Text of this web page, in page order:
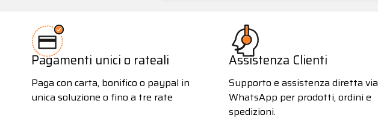
Pagamenti unici o rateali
Paga con carta, bonifico o paypal in
unica soluzione o fino a tre rate
Assistenza Clienti
Supporto e assistenza diretta via
WhatsApp per prodotti, ordini e
spedizioni.